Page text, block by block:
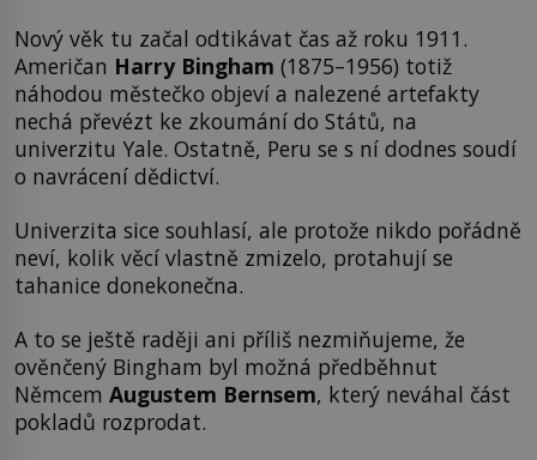
Nový věk tu začal odtikávat čas až roku 1911.
Američan Harry Bingham (1875–1956) totiž
náhodou městečko objeví a nalezené artefakty
nechá převézt ke zkoumání do Států, na
univerzitu Yale. Ostatně, Peru se s ní dodnes soudí
o navrácení dědictví.
Univerzita sice souhlasí, ale protože nikdo pořádně
neví, kolik věcí vlastně zmizelo, protahují se
tahanice donekonečna.
A to se ještě raději ani příliš nezmiňujeme, že
ověnčený Bingham byl možná předběhnut
Němcem Augustem Bernsem, který neváhal část
pokladů rozprodat.